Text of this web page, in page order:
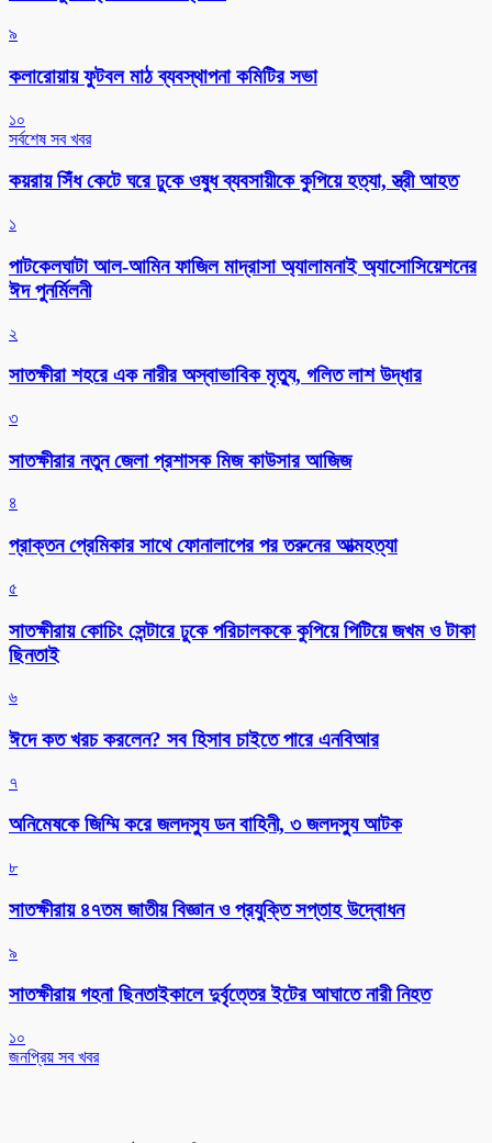
৯
কলারোয়ায় ফুটবল মাঠ ব্যবস্থাপনা কমিটির সভা
১০
সর্বশেষ সব খবর
কয়রায় সিঁধ কেটে ঘরে ঢুকে ওষুধ ব্যবসায়ীকে কুপিয়ে হত্যা, স্ত্রী আহত
১
পাটকেলঘাটা আল-আমিন ফাজিল মাদ্রাসা অ্যালামনাই অ্যাসোসিয়েশনের
ঈদ পুনর্মিলনী
২
সাতক্ষীরা শহরে এক নারীর অস্বাভাবিক মৃত্যু, গলিত লাশ উদ্ধার
৩
সাতক্ষীরার নতুন জেলা প্রশাসক মিজ কাউসার আজিজ
৪
প্রাক্তন প্রেমিকার সাথে ফোনালাপের পর তরুনের আত্মহত্যা
৫
সাতক্ষীরায় কোচিং সেন্টারে ঢুকে পরিচালককে কুপিয়ে পিটিয়ে জখম ও টাকা
ছিনতাই
৬
ঈদে কত খরচ করলেন? সব হিসাব চাইতে পারে এনবিআর
৭
অনিমেষকে জিম্মি করে জলদস্যু ডন বাহিনী, ৩ জলদস্যু আটক
৮
সাতক্ষীরায় ৪৭তম জাতীয় বিজ্ঞান ও প্রযুক্তি সপ্তাহ উদ্বোধন
৯
সাতক্ষীরায় গহনা ছিনতাইকালে দুর্বৃত্তের ইটের আঘাতে নারী নিহত
১০
জনপ্রিয় সব খবর